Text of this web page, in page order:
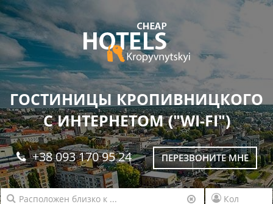
ГОСТИНИЦЫ КРОПИВНИЦКОГО
С ИНТЕРНЕТОМ ("WI-FI")
+38 093 170 95 24 ПЕРЕЗВОНИТЕ МНЕ